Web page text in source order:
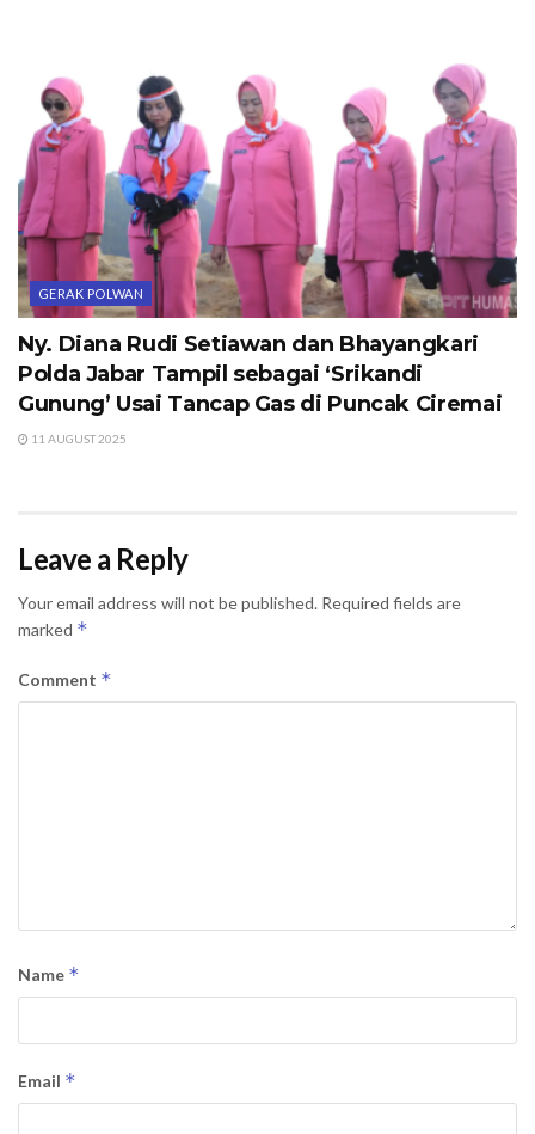
GERAK POLWAN
Ny. Diana Rudi Setiawan dan Bhayangkari
Polda Jabar Tampil sebagai ‘Srikandi
Gunung’ Usai Tancap Gas di Puncak Ciremai
11 AUGUST 2025
Leave a Reply
Your email address will not be published. Required fields are
marked *
Comment *
Name *
Email *